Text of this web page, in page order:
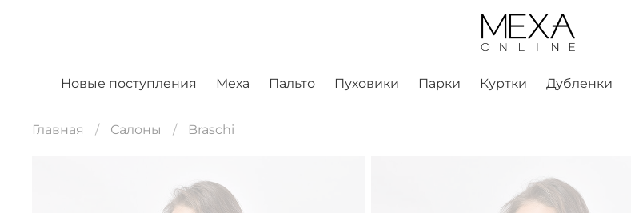
Новые поступления Меха Пальто Пуховики Парки Куртки Дубленки
Главная Салоны Braschi